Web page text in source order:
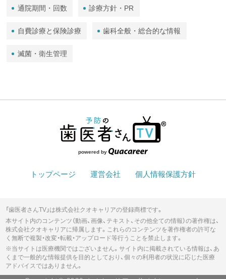
通院期間・回数 診療方針・PR
自費診療と保険診療 歯科全般・総合的な情報
滅菌・衛生管理
powered by
トップページ 運営会社 個人情報保護方針
「歯医者さんTV」は株式会社クオキャリアの登録商標です。
本サイト内のコンテンツ（動画、画像、テキスト、その他全ての情報）の著作権は、
株式会社クオキャリアに帰属します。これらのコンテンツを著作権者の許可な
く無断で複製・改変・転載・アップロード等行うことを禁止します。
※当サイトは医療機関ではございません。サイト内に掲載されている情報は、あ
くまで一般的な情報提供を目的としており、個々の利用者の状況に応じた医療
アドバイスではありません。